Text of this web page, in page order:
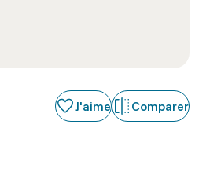
J'aime Comparer